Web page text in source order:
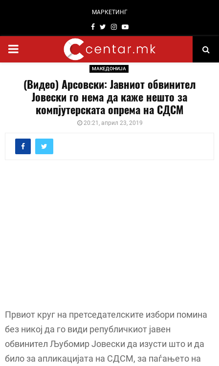
МАРКЕТИНГ
Facebook
TwitterInstagram
Youtube
PRIMARY
МАКЕДОНИЈА
(Видео) Арсовски: Јавниот обвинител
Јовески го нема да каже нешто за
компјутерската опрема на СДСМ
20:21, април 23, 2019
Првиот круг на претседателските избори помина
без никој да го види републичкиот јавен
обвинител Љубомир Јовески да изусти што и да
било за апликацијата на СДСМ, за паѓањето на